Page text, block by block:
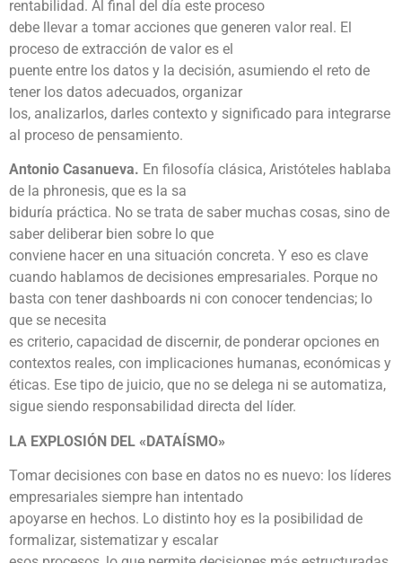
rentabilidad. Al final del día este proceso
debe llevar a tomar acciones que generen valor real. El
proceso de extracción de valor es el
puente entre los datos y la decisión, asumiendo el reto de
tener los datos adecuados, organizar
los, analizarlos, darles contexto y significado para integrarse
al proceso de pensamiento.
Antonio Casanueva. En filosofía clásica, Aristóteles hablaba
de la phronesis, que es la sa
biduría práctica. No se trata de saber muchas cosas, sino de
saber deliberar bien sobre lo que
conviene hacer en una situación concreta. Y eso es clave
cuando hablamos de decisiones empresariales. Porque no
basta con tener dashboards ni con conocer tendencias; lo
que se necesita
es criterio, capacidad de discernir, de ponderar opciones en
contextos reales, con implicaciones humanas, económicas y
éticas. Ese tipo de juicio, que no se delega ni se automatiza,
sigue siendo responsabilidad directa del líder.
LA EXPLOSIÓN DEL «DATAÍSMO»
Tomar decisiones con base en datos no es nuevo: los líderes
empresariales siempre han intentado
apoyarse en hechos. Lo distinto hoy es la posibilidad de
formalizar, sistematizar y escalar